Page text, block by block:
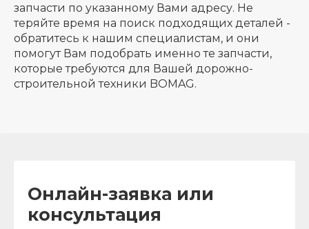
запчасти по указанному Вами адресу. Не
теряйте время на поиск подходящих деталей -
обратитесь к нашим специалистам, и они
помогут Вам подобрать именно те запчасти,
которые требуются для Вашей дорожно-
строительной техники BOMAG.
Онлайн-заявка или
консультация